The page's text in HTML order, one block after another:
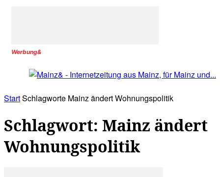
Werbung&
StartSchlagworte Mainz ändert Wohnungspolitik
Schlagwort: Mainz ändert
Wohnungspolitik